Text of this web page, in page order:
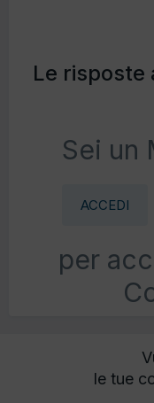
Le risposte
Sei un
ACCEDI
per
le tue